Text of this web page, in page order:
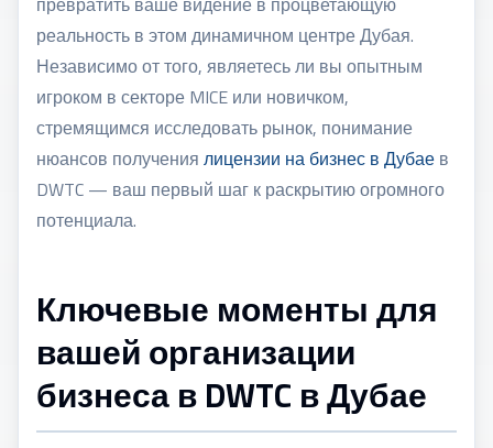
реальность в этом динамичном центре Дубая.
Независимо от того, являетесь ли вы опытным
игроком в секторе MICE или новичком,
стремящимся исследовать рынок, понимание
нюансов получениялицензии на бизнес в Дубаев
DWTC — ваш первый шаг к раскрытию огромного
потенциала.
Ключевые моменты для
вашей организации
бизнеса в DWTC в Дубае